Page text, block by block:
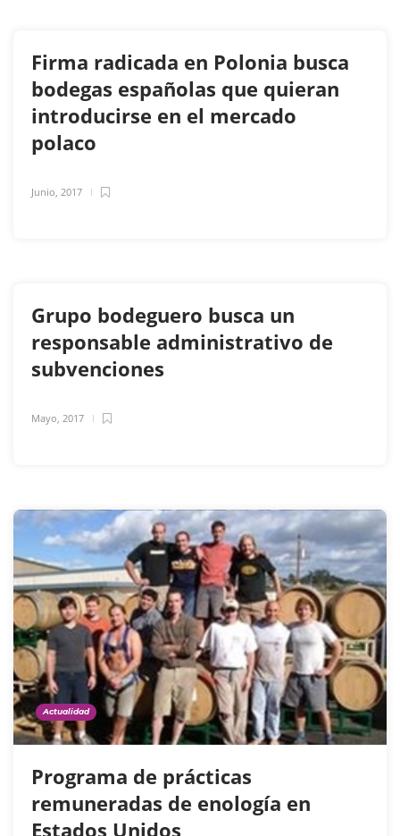
Firma radicada en Polonia busca
bodegas españolas que quieran
introducirse en el mercado
polaco
Junio, 2017
Grupo bodeguero busca un
responsable administrativo de
subvenciones
Mayo, 2017
Actualidad
Programa de prácticas
remuneradas de enología en
Estados Unidos